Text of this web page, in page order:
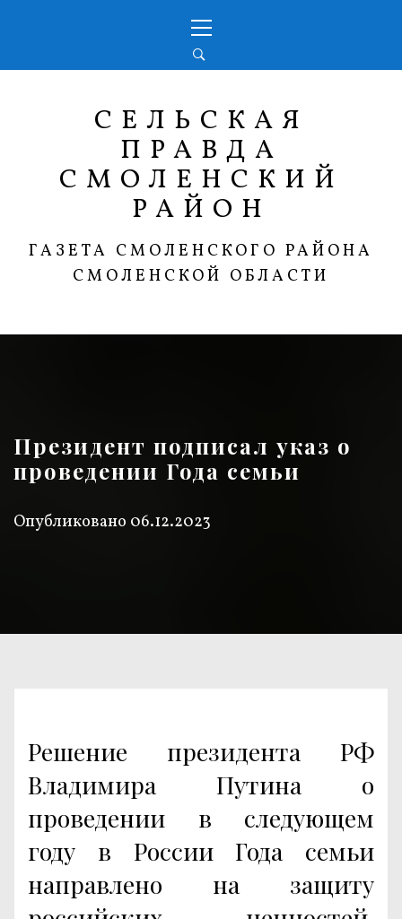
меню
СЕЛЬСКАЯ
ПРАВДА
СМОЛЕНСКИЙ
РАЙОН
ГАЗЕТА СМОЛЕНСКОГО РАЙОНА
СМОЛЕНСКОЙ ОБЛАСТИ
Президент подписал указ о
проведении Года семьи
Опубликовано 06.12.2023
Решение президента РФ
Владимира Путина о
проведении в следующем
году в России Года семьи
направлено на защиту